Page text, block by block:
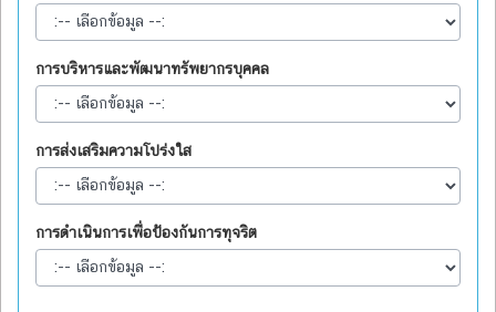
การบริหารและพัฒนาทรัพยากรบุคคล
การส่งเสริมความโปร่งใส
การดำเนินการเพื่อป้องกันการทุจริต